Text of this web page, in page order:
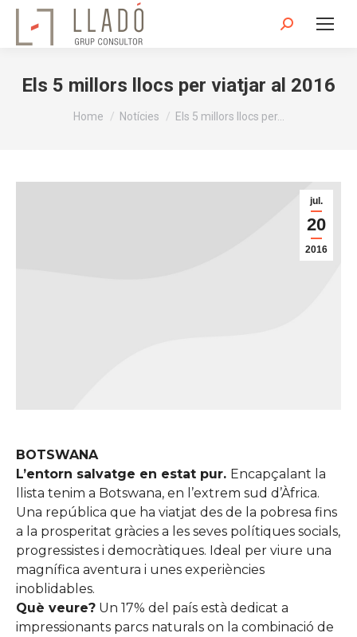
Search:
Els 5 millors llocs per viatjar al 2016
You are here:
Home Notícies Els 5 millors llocs per…
jul.
20
2016
BOTSWANA
L’entorn salvatge en estat pur. Encapçalant la
llista tenim a Botswana, en l’extrem sud d’Àfrica.
Una república que ha viatjat des de la pobresa fins
a la prosperitat gràcies a les seves polítiques socials,
progressistes i democràtiques. Ideal per viure una
magnífica aventura i unes experiències
inoblidables.
Què veure? Un 17% del país està dedicat a
impressionants parcs naturals on la combinació de